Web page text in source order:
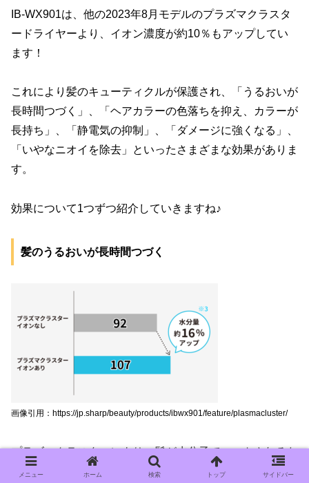
IB-WX901は、他の2023年8月モデルのプラズマクラスタ
ードライヤーより、イオン濃度が約10％もアップしてい
ます！
これにより髪のキューティクルが保護され、「うるおいが
長時間つづく」、「ヘアカラーの色落ちを抑え、カラーが
長持ち」、「静電気の抑制」、「ダメージに強くなる」、
「いやなニオイを除去」といったさまざまな効果がありま
す。
効果について1つずつ紹介していきますね♪
髪のうるおいが長時間つづく
画像引用：https://jp.sharp/beauty/products/ibwx901/feature/plasmacluster/
プラズマクラスターにより、髪が水分子でコートされるた
め、手ざわりのいいしっとりとした髪になります。
メニュー ホーム 検索 トップ サイドバー